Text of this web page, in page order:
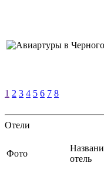
1 2 3 4 5 6 7 8
Отели
Фото
отель